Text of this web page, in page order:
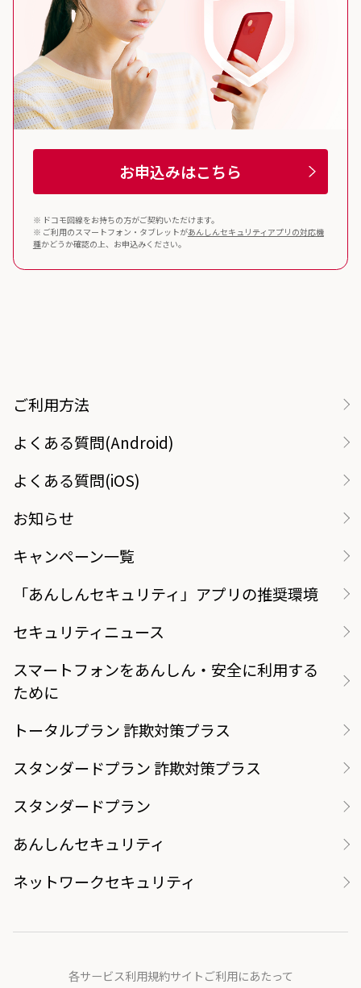
お申込みはこちら
※ ドコモ回線をお持ちの方がご契約いただけます。
※ ご利用のスマートフォン・タブレットがあんしんセキュリティ アプリの対応機
種かどうか確認の上、お申込みください。
ご利用方法
よくある質問(Android)
よくある質問(iOS)
お知らせ
キャンペーン一覧
「あんしんセキュリティ」アプリの推奨環境
セキュリティニュース
スマートフォンをあんしん・安全に利用する
ために
トータルプラン 詐欺対策プラス
スタンダードプラン 詐欺対策プラス
スタンダードプラン
あんしんセキュリティ
ネットワークセキュリティ
各サービス利用規約サイトご利用にあたって